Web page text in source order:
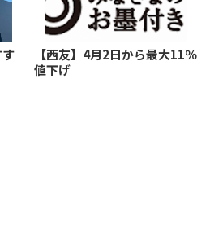
す
【西友】4月2日から最大11％
値下げ